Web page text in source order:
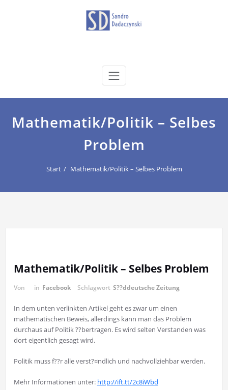
dadaczynski.de
Mathematik/Politik – Selbes
Problem
Start Mathematik/Politik – Selbes Problem
Mathematik/Politik – Selbes Problem
Von in Facebook Schlagwort S??ddeutsche Zeitung
In dem unten verlinkten Artikel geht es zwar um einen
mathematischen Beweis, allerdings kann man das Problem
durchaus auf Politik ??bertragen. Es wird selten Verstanden was
dort eigentlich gesagt wird.
Politik muss f??r alle verst?¤ndlich und nachvollziehbar werden.
Mehr Informationen unter: http://ift.tt/2c8iWbd